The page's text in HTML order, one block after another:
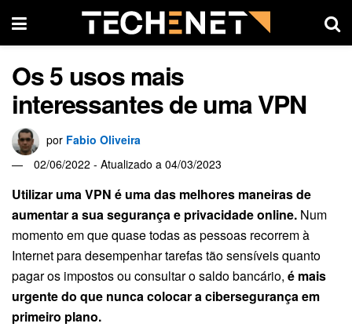
Os 5 usos mais
interessantes de uma VPN
por Fabio Oliveira
02/06/2022 - Atualizado a 04/03/2023
Utilizar uma VPN é uma das melhores maneiras de
aumentar a sua segurança e privacidade online. Num
momento em que quase todas as pessoas recorrem à
Internet para desempenhar tarefas tão sensíveis quanto
pagar os impostos ou consultar o saldo bancário, é mais
urgente do que nunca colocar a cibersegurança em
primeiro plano.